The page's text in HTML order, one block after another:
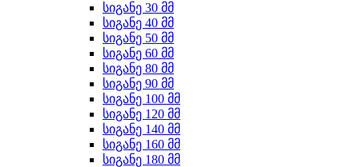
სიგანე 30 მმ
სიგანე 40 მმ
სიგანე 50 მმ
სიგანე 60 მმ
სიგანე 80 მმ
სიგანე 90 მმ
სიგანე 100 მმ
სიგანე 120 მმ
სიგანე 140 მმ
სიგანე 160 მმ
სიგანე 180 მმ